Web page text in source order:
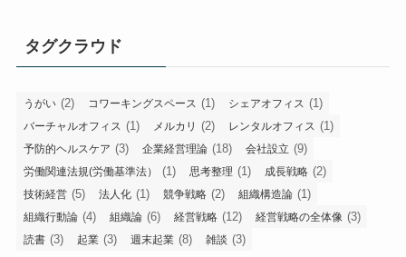
タグクラウド
うがい (2) コワーキングスペース (1) シェアオフィス (1)
バーチャルオフィス (1) メルカリ (2) レンタルオフィス (1)
予防的ヘルスケア (3) 企業経営理論 (18) 会社設立 (9)
労働関連法規(労働基準法） (1) 思考整理 (1) 成長戦略 (2)
技術経営 (5) 法人化 (1) 競争戦略 (2) 組織構造論 (1)
組織行動論 (4) 組織論 (6) 経営戦略 (12) 経営戦略の全体像 (3)
読書 (3) 起業 (3) 週末起業 (8) 雑談 (3)